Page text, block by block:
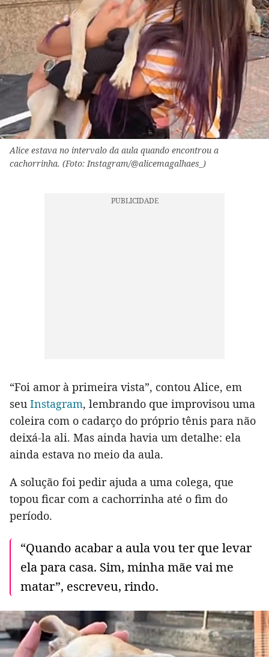
Alice estava no intervalo da aula quando encontrou a
cachorrinha. (Foto: Instagram/@alicemagalhaes_)
“Foi amor à primeira vista”, contou Alice, em
seu Instagram, lembrando que improvisou uma
coleira com o cadarço do próprio tênis para não
deixá-la ali. Mas ainda havia um detalhe: ela
ainda estava no meio da aula.
A solução foi pedir ajuda a uma colega, que
topou ficar com a cachorrinha até o fim do
período.
“Quando acabar a aula vou ter que levar
ela para casa. Sim, minha mãe vai me
matar”, escreveu, rindo.